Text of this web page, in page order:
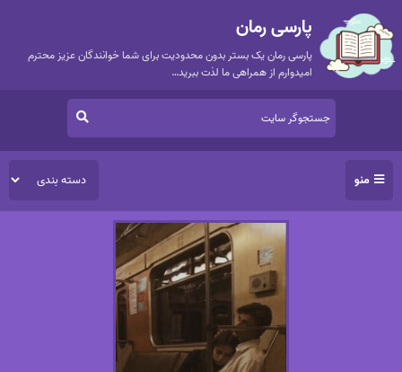
پارسی رمان
پارسی رمان یک بستر بدون محدودیت برای شما خوانندگان عزیز محترم
امیدوارم از همراهی ما لذت ببرید…
منو